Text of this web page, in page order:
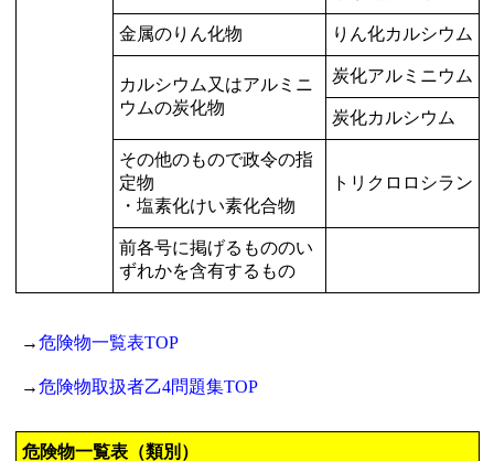
金属のりん化物 りん化カルシウム
カルシウム又はアルミニ
ウムの炭化物
炭化アルミニウム
炭化カルシウム
その他のもので政令の指
定物
・塩素化けい素化合物
トリクロロシラン
前各号に掲げるもののい
ずれかを含有するもの
→危険物一覧表TOP
→危険物取扱者乙4問題集TOP
危険物一覧表（類別）